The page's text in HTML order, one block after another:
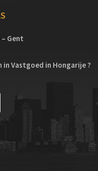
Gent
in Vastgoed in Hongarije ?